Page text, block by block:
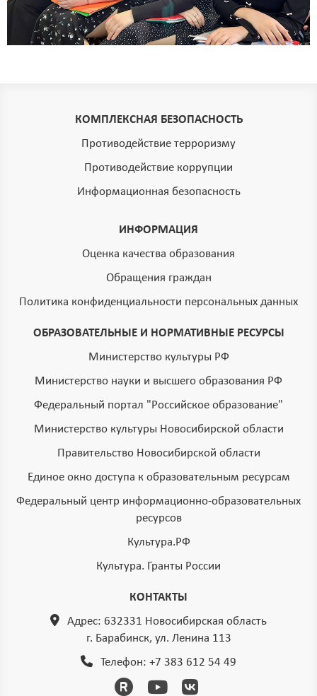
КОМПЛЕКСНАЯ БЕЗОПАСНОСТЬ
Противодействие терроризму
Противодействие коррупции
Информационная безопасность
ИНФОРМАЦИЯ
Оценка качества образования
Обращения граждан
Политика конфиденциальности персональных данных
ОБРАЗОВАТЕЛЬНЫЕ И НОРМАТИВНЫЕ РЕСУРСЫ
Министерство культуры РФ
Министерство науки и высшего образования РФ
Федеральный портал "Российское образование"
Министерство культуры Новосибирской области
Правительство Новосибирской области
Единое окно доступа к образовательным ресурсам
Федеральный центр информационно-образовательных
ресурсов
Культура.РФ
Культура. Гранты России
КОНТАКТЫ
Адрес: 632331 Новосибирская область
г. Барабинск, ул. Ленина 113
Телефон: +7 383 612 54 49